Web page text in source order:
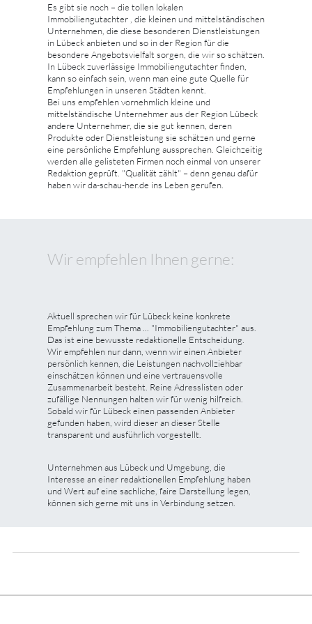
Es gibt sie noch – die tollen lokalen
Immobiliengutachter , die kleinen und mittelständischen
Unternehmen, die diese besonderen Dienstleistungen
in Lübeck anbieten und so in der Region für die
besondere Angebotsvielfalt sorgen, die wir so schätzen.
In Lübeck zuverlässige Immobiliengutachter finden,
kann so einfach sein, wenn man eine gute Quelle für
Empfehlungen in unseren Städten kennt.
Bei uns empfehlen vornehmlich kleine und
mittelständische Unternehmer aus der Region Lübeck
andere Unternehmer, die sie gut kennen, deren
Produkte oder Dienstleistung sie schätzen und gerne
eine persönliche Empfehlung aussprechen. Gleichzeitig
werden alle gelisteten Firmen noch einmal von unserer
Redaktion geprüft. "Qualität zählt" – denn genau dafür
haben wir da-schau-her.de ins Leben gerufen.
Wir empfehlen Ihnen gerne:
Aktuell sprechen wir für Lübeck keine konkrete
Empfehlung zum Thema ... "Immobiliengutachter" aus.
Das ist eine bewusste redaktionelle Entscheidung.
Wir empfehlen nur dann, wenn wir einen Anbieter
persönlich kennen, die Leistungen nachvollziehbar
einschätzen können und eine vertrauensvolle
Zusammenarbeit besteht. Reine Adresslisten oder
zufällige Nennungen halten wir für wenig hilfreich.
Sobald wir für Lübeck einen passenden Anbieter
gefunden haben, wird dieser an dieser Stelle
transparent und ausführlich vorgestellt.
Unternehmen aus Lübeck und Umgebung, die
Interesse an einer redaktionellen Empfehlung haben
und Wert auf eine sachliche, faire Darstellung legen,
können sich gerne mit uns in Verbindung setzen.